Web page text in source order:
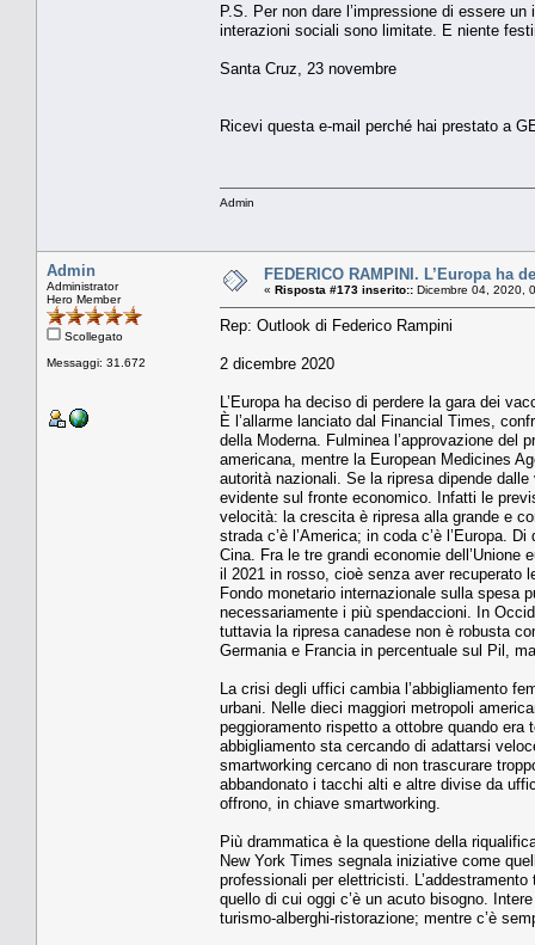
P.S. Per non dare l’impressione di essere
interazioni sociali sono limitate. E niente
Santa Cruz, 23 novembre
Ricevi questa e-mail perché hai prestato a
Admin
Admin
Administrator
Hero Member
Scollegato
Messaggi: 31.672
FEDERICO RAMPINI. L’Europa ha
« Risposta #173 inserito:: Dicembre 04, 2020,
Rep: Outlook di Federico Rampini
2 dicembre 2020
L’Europa ha deciso di perdere la gara dei
È l’allarme lanciato dal Financial Times,
della Moderna. Fulminea l’approvazione del
americana, mentre la European Medicines
autorità nazionali. Se la ripresa dipende
evidente sul fronte economico. Infatti le
velocità: la crescita è ripresa alla grande e
strada c’è l’America; in coda c’è l’Europa.
Cina. Fra le tre grandi economie dell’Unione
il 2021 in rosso, cioè senza aver recuperato
Fondo monetario internazionale sulla spesa
necessariamente i più spendaccioni. In
tuttavia la ripresa canadese non è robusta
Germania e Francia in percentuale sul Pil,
La crisi degli uffici cambia l’abbigliamento
urbani. Nelle dieci maggiori metropoli
peggioramento rispetto a ottobre quando
abbigliamento sta cercando di adattarsi
smartworking cercano di non trascurare
abbandonato i tacchi alti e altre divise da
offrono, in chiave smartworking.
Più drammatica è la questione della
New York Times segnala iniziative come
professionali per elettricisti.
quello di cui oggi c’è un acuto bisogno.
turismo-alberghi-ristorazione; mentre c’è